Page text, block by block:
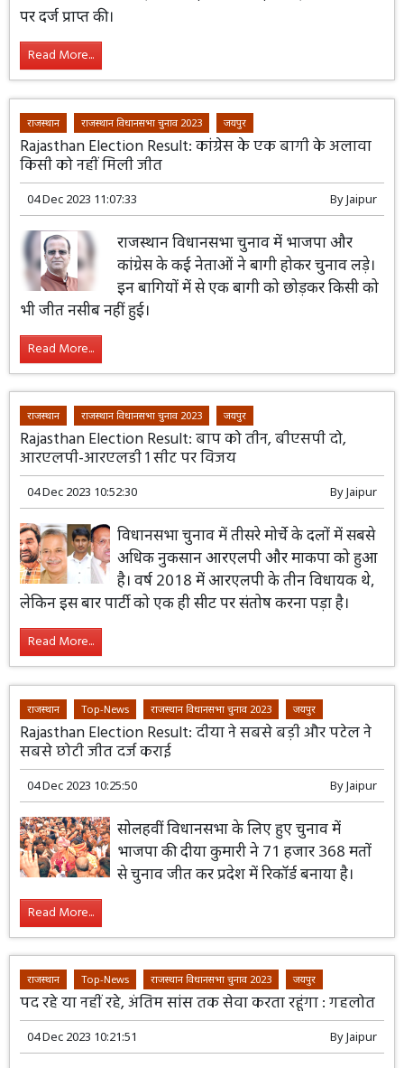
पर दर्ज प्राप्त की।
Read More...
राजस्थान राजस्थान विधानसभा चुनाव 2023 जयपुर
Rajasthan Election Result: कांग्रेस के एक बागी के अलावा
किसी को नहीं मिली जीत
04 Dec 2023 11:07:33 ByJaipur
राजस्थान विधानसभा चुनाव में भाजपा और
कांग्रेस के कई नेताओं ने बागी होकर चुनाव लड़े।
इन बागियों में से एक बागी को छोड़कर किसी को
भी जीत नसीब नहीं हुई।
Read More...
राजस्थान राजस्थान विधानसभा चुनाव 2023 जयपुर
Rajasthan Election Result: बाप को तीन, बीएसपी दो,
आरएलपी-आरएलडी 1 सीट पर विजय
04 Dec 2023 10:52:30 ByJaipur
विधानसभा चुनाव में तीसरे मोर्चे के दलों में सबसे
अधिक नुकसान आरएलपी और माकपा को हुआ
है। वर्ष 2018 में आरएलपी के तीन विधायक थे,
लेकिन इस बार पार्टी को एक ही सीट पर संतोष करना पड़ा है।
Read More...
राजस्थान Top-News राजस्थान विधानसभा चुनाव 2023 जयपुर
Rajasthan Election Result: दीया ने सबसे बड़ी और पटेल ने
सबसे छोटी जीत दर्ज कराई
04 Dec 2023 10:25:50 ByJaipur
सोलहवीं विधानसभा के लिए हुए चुनाव में
भाजपा की दीया कुमारी ने 71 हजार 368 मतों
से चुनाव जीत कर प्रदेश में रिकॉर्ड बनाया है।
Read More...
राजस्थान Top-News राजस्थान विधानसभा चुनाव 2023 जयपुर
पद रहे या नहीं रहे, अंतिम सांस तक सेवा करता रहूंगा : गहलोत
04 Dec 2023 10:21:51 ByJaipur